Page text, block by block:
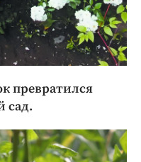
превратился
сад.